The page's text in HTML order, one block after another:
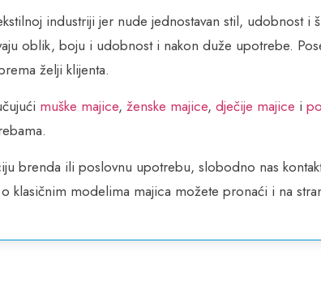
industriji jer nude jednostavan stil, udobnost i
oblik, boju i udobnost i nakon duže upotrebe.
želji klijenta.
muške majice, ženske majice, dječije majice i
brenda ili poslovnu upotrebu, slobodno nas
klasičnim modelima majica možete pronaći i na